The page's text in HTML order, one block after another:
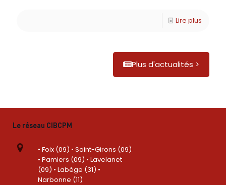
Lire plus
Plus d'actualités >
Le réseau CIBCPM
• Foix (09) • Saint-Girons (09)
• Pamiers (09) • Lavelanet
(09) • Labège (31) •
Narbonne (11)